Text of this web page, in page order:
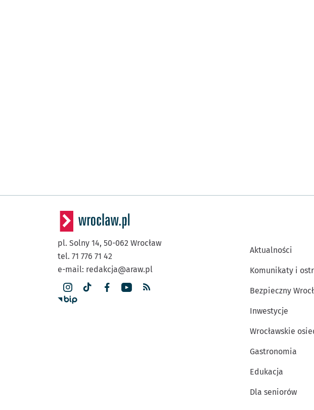
pl. Solny 14, 50-062 Wrocław
tel. 71 776 71 42
e-mail: redakcja@araw.pl
Aktualności
Komunikaty i
Bezpieczny
Inwestycje
Wrocławskie
Gastronomia
Edukacja
Dla seniorów